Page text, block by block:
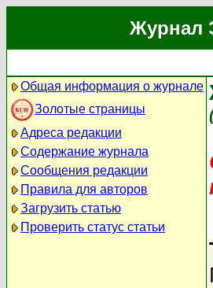
Журнал
Общая информация о журнале
Золотые страницы
Адреса редакции
Содержание журнала
Сообщения редакции
Правила для авторов
Загрузить статью
Проверить статус статьи